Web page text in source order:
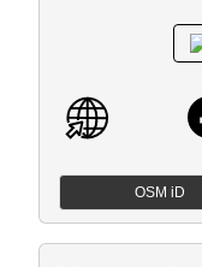
OSM iD